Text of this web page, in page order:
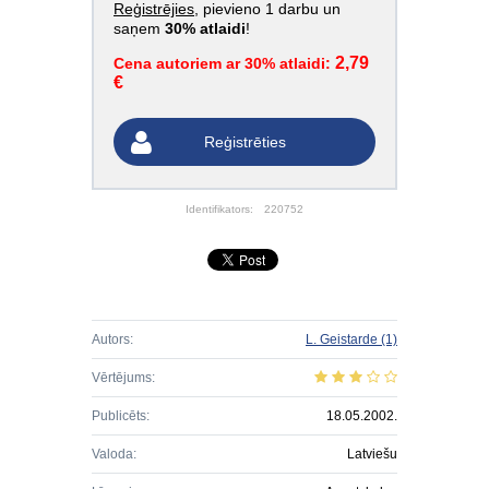
Reģistrējies , pievieno 1 darbu un
saņem 30% atlaidi!
Cena autoriem ar 30% atlaidi: 2,79
€
Reģistrēties
Identifikators: 220752
Autors: L. Geistarde (1)
Vērtējums:
Publicēts: 18.05.2002.
Valoda: Latviešu